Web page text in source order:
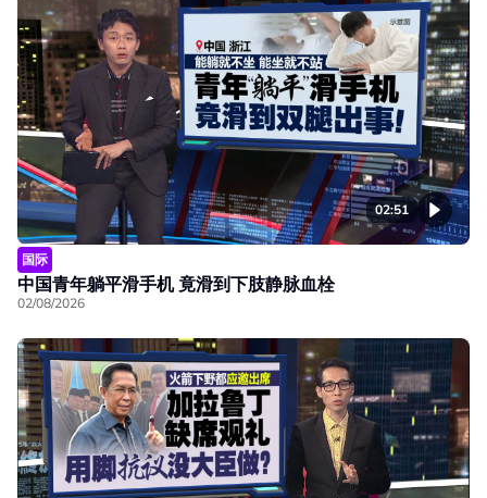
02:51
国际
中国青年躺平滑手机 竟滑到下肢静脉血栓
02/08/2026